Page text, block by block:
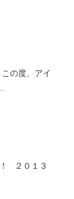
の度、アイ
２０１３